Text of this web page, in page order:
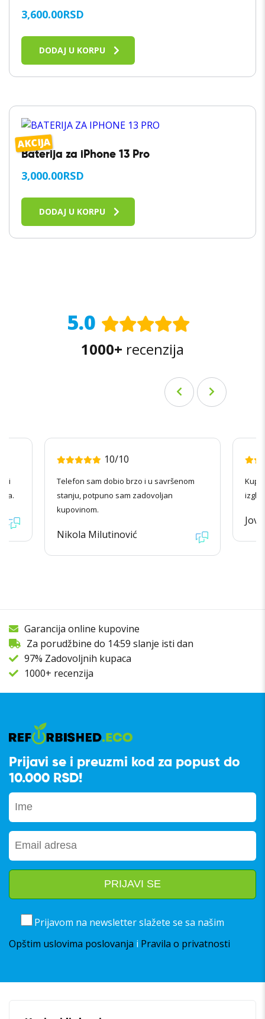
3,600.00RSD
DODAJ U KORPU
AKCIJA
Baterija za iPhone 13 Pro
3,000.00RSD
DODAJ U KORPU
5.0
1000+ recenzija
10/10
Telefon sam dobio brzo i u savršenom
stanju, potpuno sam zadovoljan
kupovinom.
Nikola Milutinović
Garancija online kupovine
Za porudžbine do 14:59 slanje isti dan
97% Zadovoljnih kupaca
1000+ recenzija
Prijavi se i preuzmi kod za popust do
10.000 RSD!
Prijavom na newsletter slažete se sa našim
Opštim uslovima poslovanja i Pravila o privatnosti